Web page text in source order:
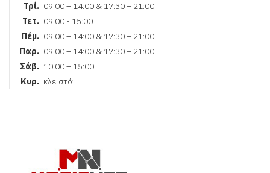
Τρί. 09:00 – 14:00 & 17:30 – 21:00
Τετ. 09:00 - 15:00
Πέμ. 09:00 – 14:00 & 17:30 – 21:00
Παρ. 09:00 – 14:00 & 17:30 – 21:00
Σάβ. 10:00 – 15:00
Κυρ. κλειστά